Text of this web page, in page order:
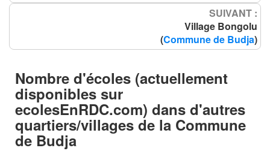
SUIVANT :
Village Bongolu
(Commune de Budja)
Nombre d'écoles (actuellement
disponibles sur
ecolesEnRDC.com) dans d'autres
quartiers/villages de la Commune
de Budja